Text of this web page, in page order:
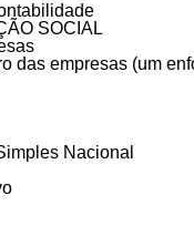
SOCIAL
das empresas (um
Nacional